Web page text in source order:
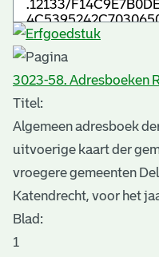
3023-58. Adresboeken
Titel:
Algemeen adresboek
uitvoerige kaart der
vroegere gemeenten
Katendrecht, voor het
Blad:
1